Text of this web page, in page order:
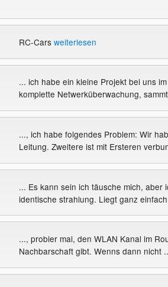
RC-Cars weiterlesen
... ich habe ein kleine Projekt bei uns
komplette Netwerküberwachung,
..., ich habe folgendes Problem: Wir
Leitung. Zweitere ist mit Ersteren
... Es kann sein ich täusche mich, aber
identische strahlung. Liegt ganz
..., probier mal, den WLAN Kanal im
Nachbarschaft gibt. Wenns dann nicht